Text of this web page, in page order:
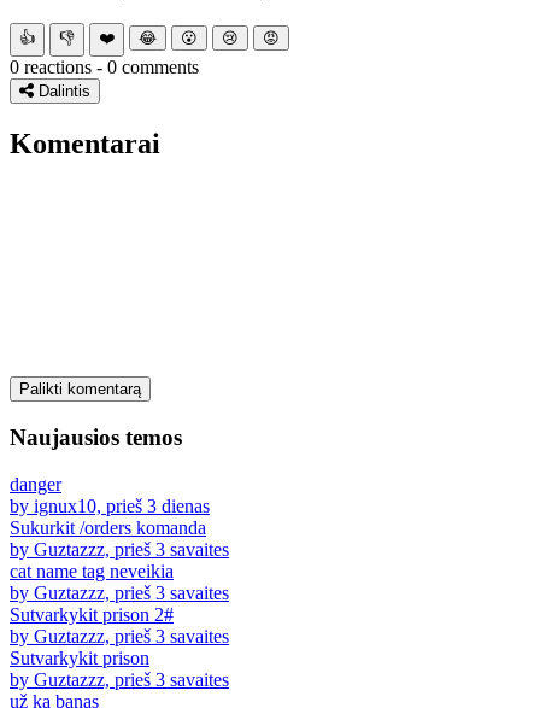
👍 👎 ❤️ 😂 😮 😢 😡
0 reactions - 0 comments
Dalintis
Komentarai
Palikti komentarą
Naujausios temos
danger
by ignux10, prieš 3 dienas
Sukurkit /orders komanda
by Guztazzz, prieš 3 savaites
cat name tag neveikia
by Guztazzz, prieš 3 savaites
Sutvarkykit prison 2#
by Guztazzz, prieš 3 savaites
Sutvarkykit prison
by Guztazzz, prieš 3 savaites
už ką banas